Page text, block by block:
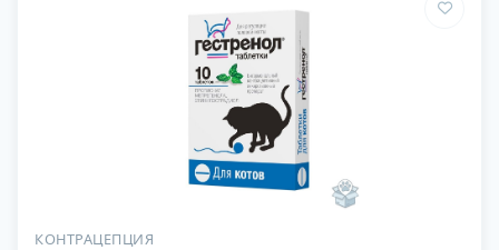
КОНТРАЦЕПЦИЯ